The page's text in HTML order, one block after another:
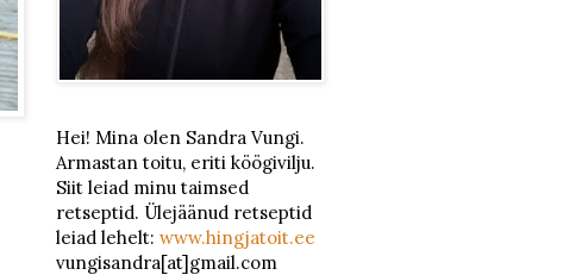
Hei! Mina olen Sandra Vungi.
Armastan toitu, eriti köögivilju.
Siit leiad minu taimsed
retseptid. Ülejäänud retseptid
leiad lehelt: www.hingjatoit.ee
vungisandra[at]gmail.com